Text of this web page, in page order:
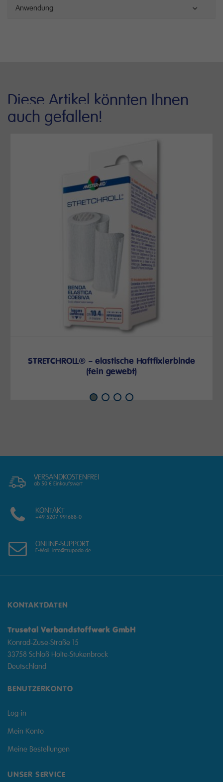
Anwendung
Diese Artikel könnten Ihnen
auch gefallen!
STRETCHROLL® – elastische Haftfixierbinde
(fein gewebt)
VERSANDKOSTENFREI
ab 50 € Einkaufswert
KONTAKT
+49 5207 991688-0
ONLINE-SUPPORT
E-Mail: info@trupodo.de
KONTAKTDATEN
Trusetal Verbandstoffwerk GmbH
Konrad-Zuse-Straße 15
33758 Schloß Holte-Stukenbrock
Deutschland
BENUTZERKONTO
Log-in
Mein Konto
Meine Bestellungen
UNSER SERVICE